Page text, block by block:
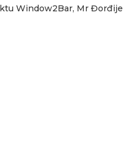
Window2Bar, Mr Đorđije